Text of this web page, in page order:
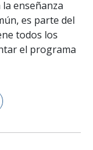
enseñanza
es parte del
todos los
el programa